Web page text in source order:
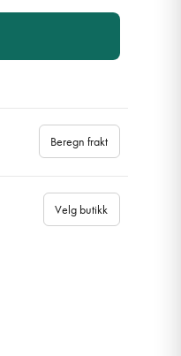
Beregn frakt
Velg butikk